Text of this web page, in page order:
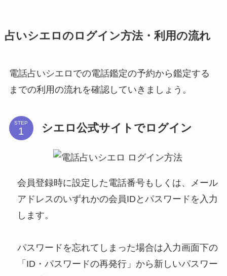
占いシエロのログイン方法・利用の流れ
電話占いシエロでの電話鑑定の予約から鑑定する
までの利用の流れを確認していきましょう。
STEP シエロ公式サイトでログイン
会員登録時に設定した電話番号もしくは、メール
アドレスのいずれかの会員IDとパスワードを入力
します。
パスワードを忘れてしまった場合は入力画面下の
「ID・パスワードの再発行」から新しいパスワー